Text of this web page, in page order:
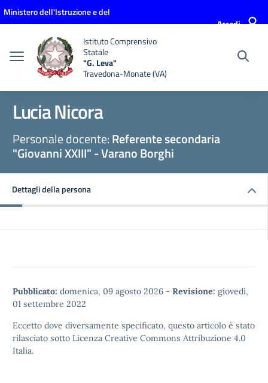
Vai ai contenuti
Vai al menu di navigazione
Vai al footer
Ministero dell'Istruzione e del
Accedi
Istituto Comprensivo
Statale
"G. Leva"
Travedona-Monate (VA)
Lucia Nicora
Personale docente:Referente secondaria
"Giovanni XXIII" - Varano Borghi
Dettagli della persona
Pubblicato: domenica, 09 agosto 2026 - Revisione: giovedì,
01 settembre 2022
Eccetto dove diversamente specificato, questo articolo è stato
rilasciato sotto Licenza Creative Commons Attribuzione 4.0
Italia.